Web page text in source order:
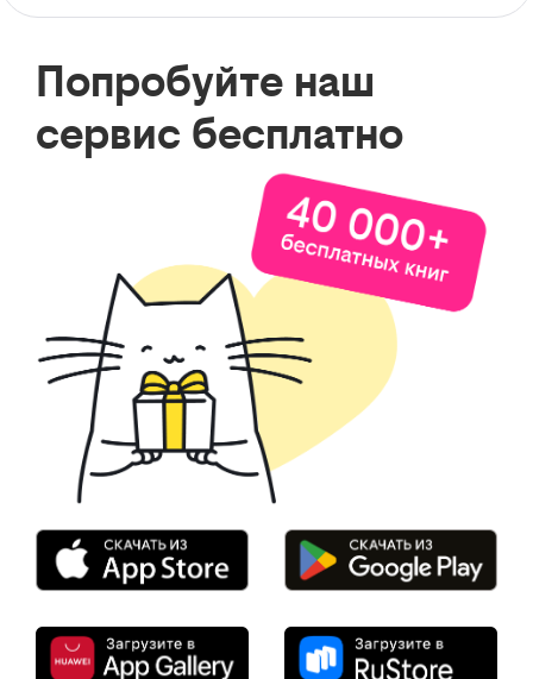
Попробуйте наш
сервис бесплатно